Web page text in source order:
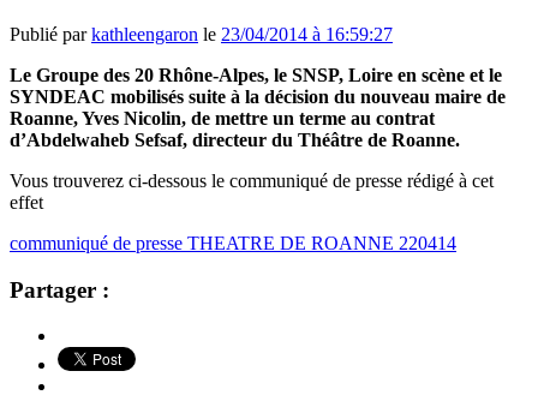
Publié parkathleengaron le 23/04/2014 à 16:59:27
Le Groupe des 20 Rhône-Alpes, le SNSP, Loire en scène et le
SYNDEAC mobilisés suite à la décision du nouveau maire de
Roanne, Yves Nicolin, de mettre un terme au contrat
d’Abdelwaheb Sefsaf, directeur du Théâtre de Roanne.
Vous trouverez ci-dessous le communiqué de presse rédigé à cet
effet
communiqué de presse THEATRE DE ROANNE 220414
Partager :